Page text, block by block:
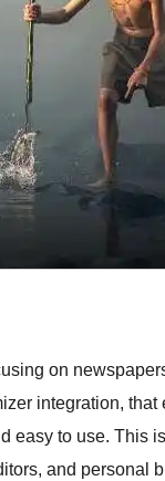
on
integration,
to use. This
and personal